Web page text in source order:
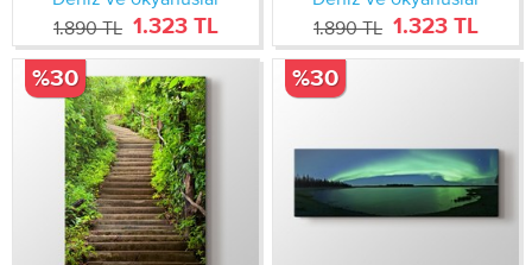
1.890 TL 1.323 TL
1.890 TL 1.323 TL
%30 %30